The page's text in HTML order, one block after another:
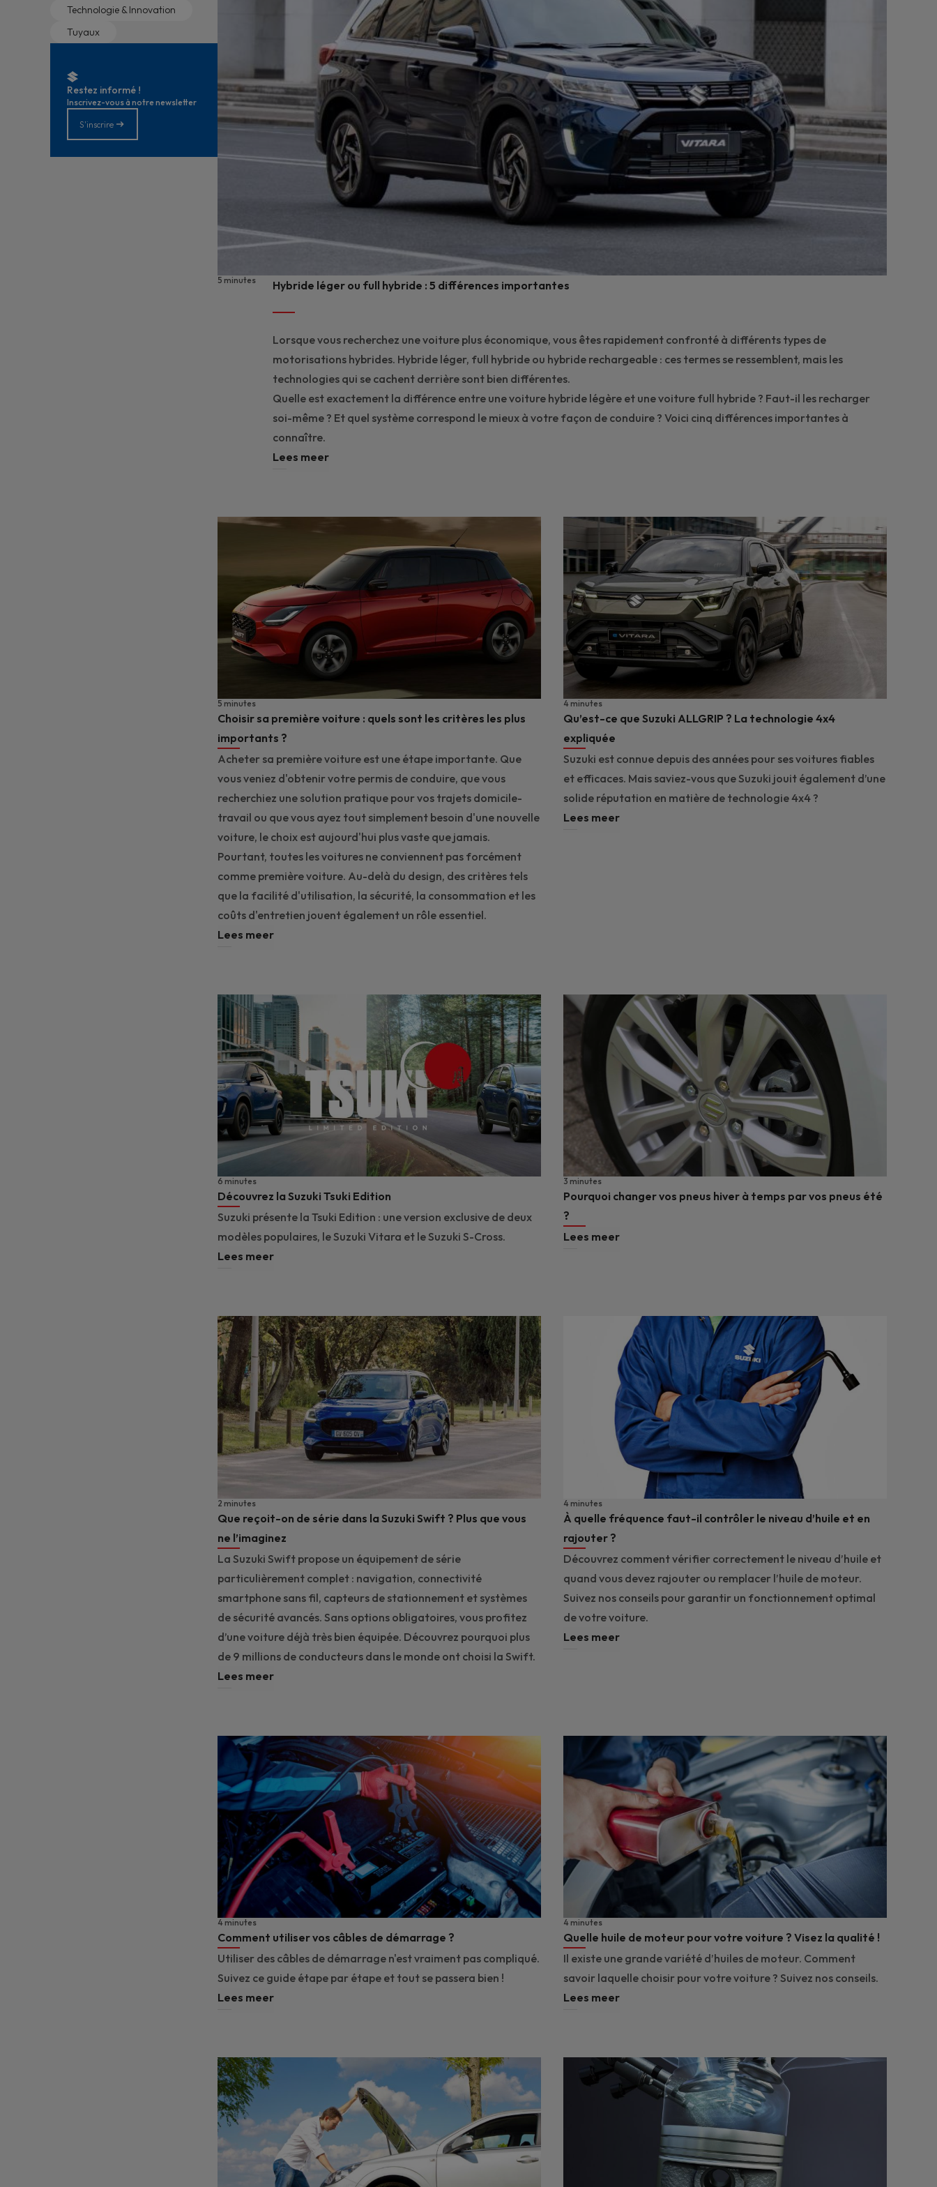
Technologie & Innovation
Tuyaux
Restez informé !
Inscrivez-vous à notre newsletter
S'inscrire
Hybride léger ou full hybride : 5 différences importantes
5 minutes
Lorsque vous recherchez une voiture plus économique, vous êtes rapidement confronté à différents types de
motorisations hybrides. Hybride léger, full hybride ou hybride rechargeable : ces termes se ressemblent, mais les
technologies qui se cachent derrière sont bien différentes.
Quelle est exactement la différence entre une voiture hybride légère et une voiture full hybride ? Faut-il les recharger
soi-même ? Et quel système correspond le mieux à votre façon de conduire ? Voici cinq différences importantes à
connaître.
Lees meer
Choisir sa première voiture : quels sont les critères les plus
importants ?
5 minutes
Acheter sa première voiture est une étape importante. Que
vous veniez d'obtenir votre permis de conduire, que vous
recherchiez une solution pratique pour vos trajets domicile-
travail ou que vous ayez tout simplement besoin d'une nouvelle
voiture, le choix est aujourd'hui plus vaste que jamais.
Pourtant, toutes les voitures ne conviennent pas forcément
comme première voiture. Au-delà du design, des critères tels
que la facilité d'utilisation, la sécurité, la consommation et les
coûts d'entretien jouent également un rôle essentiel.
Lees meer
Qu’est-ce que Suzuki ALLGRIP ? La technologie 4x4
expliquée
4 minutes
Suzuki est connue depuis des années pour ses voitures fiables
et efficaces. Mais saviez-vous que Suzuki jouit également d’une
solide réputation en matière de technologie 4x4 ?
Lees meer
Découvrez la Suzuki Tsuki Edition
6 minutes
Suzuki présente la Tsuki Edition : une version exclusive de deux
modèles populaires, le Suzuki Vitara et le Suzuki S-Cross.
Lees meer
Pourquoi changer vos pneus hiver à temps par vos pneus été
?
3 minutes
Lees meer
Que reçoit-on de série dans la Suzuki Swift ? Plus que vous
ne l’imaginez
2 minutes
La Suzuki Swift propose un équipement de série
particulièrement complet : navigation, connectivité
smartphone sans fil, capteurs de stationnement et systèmes
de sécurité avancés. Sans options obligatoires, vous profitez
d’une voiture déjà très bien équipée. Découvrez pourquoi plus
de 9 millions de conducteurs dans le monde ont choisi la Swift.
Lees meer
À quelle fréquence faut-il contrôler le niveau d’huile et en
rajouter ?
4 minutes
Découvrez comment vérifier correctement le niveau d’huile et
quand vous devez rajouter ou remplacer l’huile de moteur.
Suivez nos conseils pour garantir un fonctionnement optimal
de votre voiture.
Lees meer
Comment utiliser vos câbles de démarrage ?
4 minutes
Utiliser des câbles de démarrage n'est vraiment pas compliqué.
Suivez ce guide étape par étape et tout se passera bien !
Lees meer
Quelle huile de moteur pour votre voiture ? Visez la qualité !
4 minutes
Il existe une grande variété d’huiles de moteur. Comment
savoir laquelle choisir pour votre voiture ? Suivez nos conseils.
Lees meer